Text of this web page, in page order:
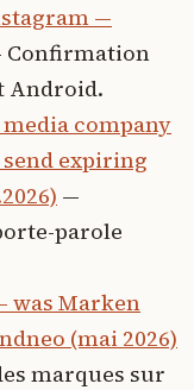
—
Confirmation
Android.
company
expiring
—
parole
was Marken
(mai 2026)
marques sur